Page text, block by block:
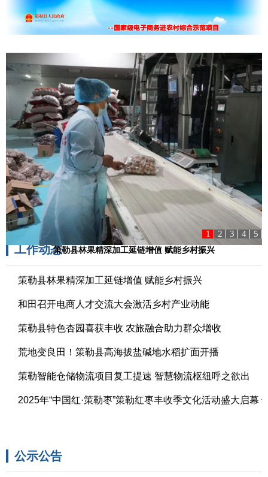
策勒县林果精深加工延链增值 赋能乡村振兴
1 2 3 4 5
工作动态
策勒县林果精深加工延链增值 赋能乡村振兴
2026-07-30
和田召开电商人才交流大会激活乡村产业动能
2026-07-16
策勒县特色杏园喜获丰收 农旅融合助力群众增收
2026-06-11
荒地变良田！策勒县高海拔盐碱地水稻扩面开播
2026-06-01
策勒智能仓储物流项目复工提速 智慧物流枢纽呼之欲出
2026-03-04
公示公告